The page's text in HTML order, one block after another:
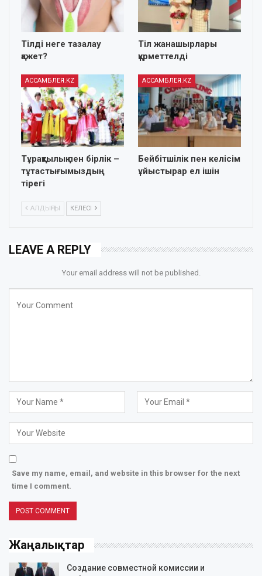
Тілді неге тазалау
қажет?
Тіл жанашырлары
құрметтелді
АССАМБЛЕЯ.KZ
Тұрақтылық пен бірлік –
тұтастығымыздың
тірегі
АССАМБЛЕЯ.KZ
Бейбітшілік пен келісім
ұйыстырар ел ішін
АЛДЫҢҒЫ КЕЛЕСІ
LEAVE A REPLY
Your email address will not be published.
Save my name, email, and website in this browser for the next
time I comment.
Жаңалықтар
Создание совместной комиссии и